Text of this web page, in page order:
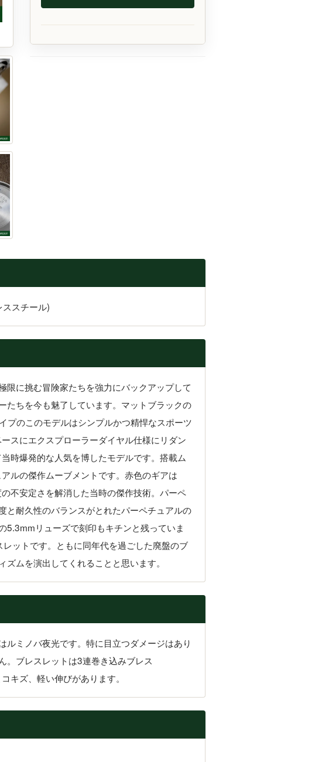
スチール)
限に挑む冒険家たちを強力にバックアップして
たちを今も魅了しています。マットブラックの
プのこのモデルはシンプルかつ精悍なスポーツ
スにエクスプローラーダイヤル仕様にリダン
時爆発的な人気を博したモデルです。搭載ム
ルの傑作ムーブメントです。赤色のギアは
不安定さを解消した当時の傑作技術。パーペ
と耐久性のバランスがとれたパーペチュアルの
5.3mmリューズで刻印もキチンと残っていま
ットです。ともに同年代を過ごした廃盤のブ
ムを演出してくれることと思います。
ミノバ夜光です。特に目立つダメージはあり
。ブレスレットは3連巻き込みブレス
キズ、軽い伸びがあります。